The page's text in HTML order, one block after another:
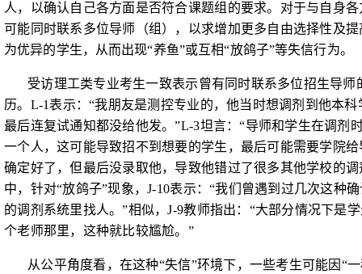
人，以确认自己各方面是否符合课题组的要求。对于与自身
可能同时联系多位导师（组），以求增加更多自由选择性及
为优异的学生，从而出现“养鱼”或互相“放鸽子”等失信行为。
受访理工类专业考生一致表示曾有同时联系多位招生导师
历。 L-1表示：“我朋友是测控专业的，他当时想调剂到他本
最后连复试通知都没给他发。”L-3坦言：“导师和学生在调剂
一个人，这可能导致招不到想要的学生，最后可能需要学院
确定好了，但最后没录取他，导致他错过了很多其他学校的
中，针对“放鸽子”现象，J-10表示：“我们曾遇到过几次这种
的调剂系统里找人。”相似，J-9教师指出：“大部分情况下是
个老师那里，这种就比较尴尬。”
从公平角度看，在这种“失信”环境下，一些考生可能因“